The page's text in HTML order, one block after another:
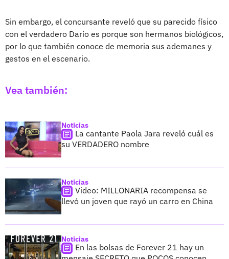
Sin embargo, el concursante reveló que su parecido físico
con el verdadero Darío es porque son hermanos biológicos,
por lo que también conoce de memoria sus ademanes y
gestos en el escenario.
Vea también:
Noticias
La cantante Paola Jara reveló cuál es
su VERDADERO nombre
Noticias
Video: MILLONARIA recompensa se
llevó un joven que rayó un carro en China
Noticias
En las bolsas de Forever 21 hay un